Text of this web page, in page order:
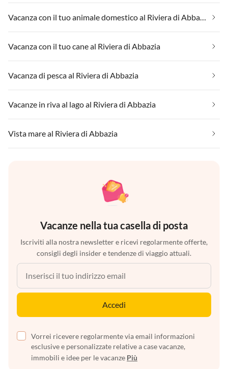
Vacanza con il tuo animale domestico al Riviera di Abbazia
Vacanza con il tuo cane al Riviera di Abbazia
Vacanza di pesca al Riviera di Abbazia
Vacanze in riva al lago al Riviera di Abbazia
Vista mare al Riviera di Abbazia
Vacanze nella tua casella di posta
Iscriviti alla nostra newsletter e ricevi regolarmente offerte,
consigli degli insider e tendenze di viaggio attuali.
Accedi
Vorrei ricevere regolarmente via email informazioni
esclusive e personalizzate relative a case vacanze,
immobili e idee per le vacanze Più